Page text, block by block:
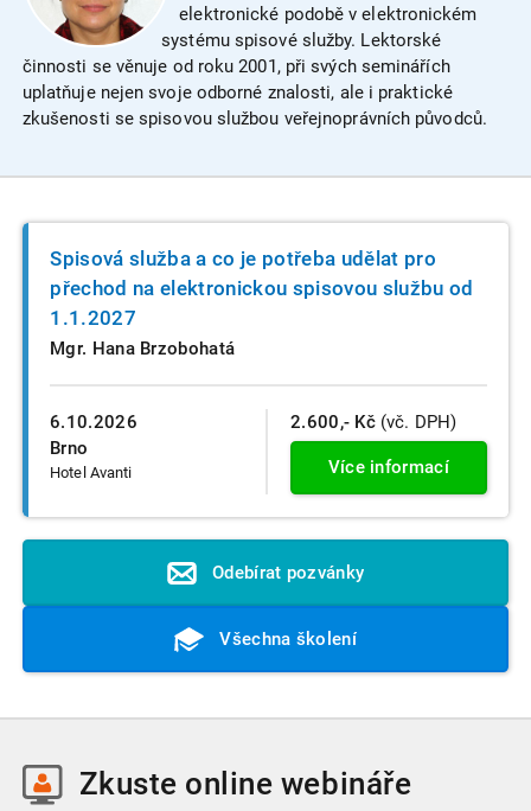
elektronické podobě v elektronickém
systému spisové služby. Lektorské
činnosti se věnuje od roku 2001, při svých seminářích
uplatňuje nejen svoje odborné znalosti, ale i praktické
zkušenosti se spisovou službou veřejnoprávních původců.
6.10.2026
Brno
Hotel Avanti
Spisová služba a co je potřeba udělat pro
přechod na elektronickou spisovou službu od
1.1.2027
Mgr. Hana Brzobohatá
2.600,- Kč (vč. DPH)
Více informací
Odebírat pozvánky
Všechna školení
Zkuste online webináře